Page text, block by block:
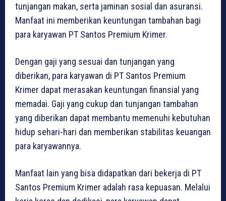
tunjangan makan, serta jaminan sosial dan asuransi.
Manfaat ini memberikan keuntungan tambahan bagi
para karyawan PT Santos Premium Krimer.
Dengan gaji yang sesuai dan tunjangan yang
diberikan, para karyawan di PT Santos Premium
Krimer dapat merasakan keuntungan finansial yang
memadai. Gaji yang cukup dan tunjangan tambahan
yang diberikan dapat membantu memenuhi kebutuhan
hidup sehari-hari dan memberikan stabilitas keuangan
para karyawannya.
Manfaat lain yang bisa didapatkan dari bekerja di PT
Santos Premium Krimer adalah rasa kepuasan. Melalui